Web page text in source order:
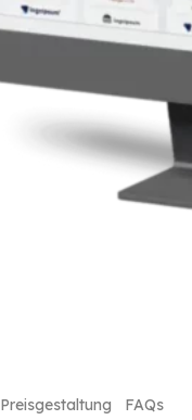
Preisgestaltung FAQs